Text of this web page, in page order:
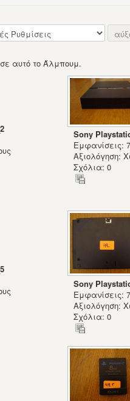
αυτό το Άλμπουμ.
Sony
Εμφανίσεις:
Αξιολόγηση:
Σχόλια: 0
Sony
Εμφανίσεις:
Αξιολόγηση:
Σχόλια: 0